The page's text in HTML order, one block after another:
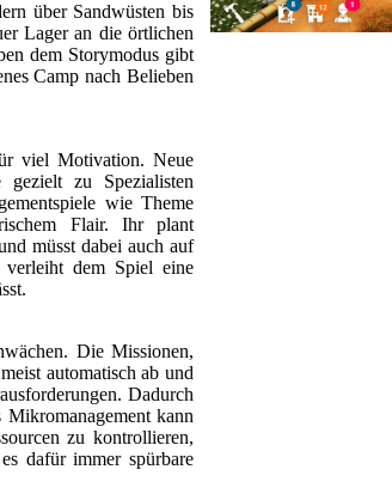
über Sandwüsten bis
Lager an die örtlichen
dem Storymodus gibt
Camp nach Belieben
viel Motivation. Neue
zu Spezialisten
wie Theme
Flair. Ihr plant
müsst dabei auch auf
verleiht dem Spiel eine
Die Missionen,
automatisch ab und
Dadurch
kann
zu kontrollieren,
dafür immer spürbare